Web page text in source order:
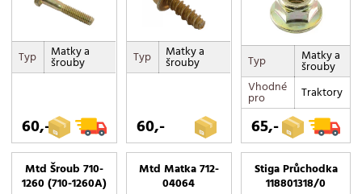
Typ Matky a
šrouby
60,-
Typ Matky a
šrouby
60,-
Typ Matky a
šrouby
Vhodné
pro Traktory
65,-
Mtd Šroub 710-
1260 (710-1260A)
Mtd Matka 712-
04064
Stiga Průchodka
118801318/0